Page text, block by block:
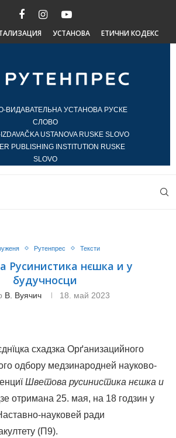
УСТАНОВА ЕТИЧНИ КОДЕКС
ВИДАВАТЕЛЬНА УСТАНОВА РУСКЕ
СЛОВО
USTANOVA RUSKE SLOVO
PUBLISHING INSTITUTION RUSKE
SLOVO
Рутенпрес Тексти
Русинистика нєшка и у
будучносци
В. Вуячич 18. май 2023
схадзка Орґанизацийного
одбору медзинародней науково-
Шветова русинистика нєшка и
отримана 25. мая, на 18 годзин у
науковей ради
(П9).